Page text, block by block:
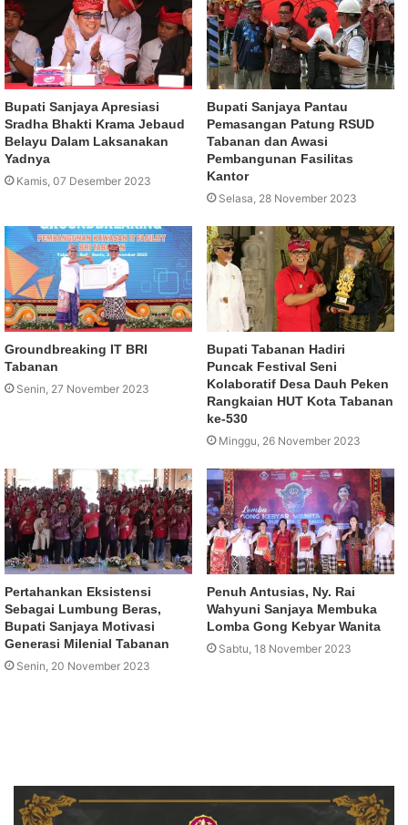
Bupati Sanjaya Apresiasi
Sradha Bhakti Krama Jebaud
Belayu Dalam Laksanakan
Yadnya
Kamis, 07 Desember 2023
Bupati Sanjaya Pantau
Pemasangan Patung RSUD
Tabanan dan Awasi
Pembangunan Fasilitas
Kantor
Selasa, 28 November 2023
Groundbreaking IT BRI
Tabanan
Senin, 27 November 2023
Bupati Tabanan Hadiri
Puncak Festival Seni
Kolaboratif Desa Dauh Peken
Rangkaian HUT Kota Tabanan
ke-530
Minggu, 26 November 2023
Pertahankan Eksistensi
Sebagai Lumbung Beras,
Bupati Sanjaya Motivasi
Generasi Milenial Tabanan
Senin, 20 November 2023
Penuh Antusias, Ny. Rai
Wahyuni Sanjaya Membuka
Lomba Gong Kebyar Wanita
Sabtu, 18 November 2023